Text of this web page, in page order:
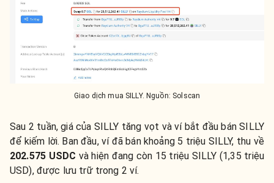
Giao dịch mua SILLY. Nguồn: Solscan
Sau 2 tuần, giá của SILLY tăng vọt và ví bắt đầu bán SILLY
để kiếm lời. Ban đầu, ví đã bán khoảng 5 triệu SILLY, thu về
202.575 USDC và hiện đang còn 15 triệu SILLY (1,35 triệu
USD), được lưu trữ trong 2 ví.